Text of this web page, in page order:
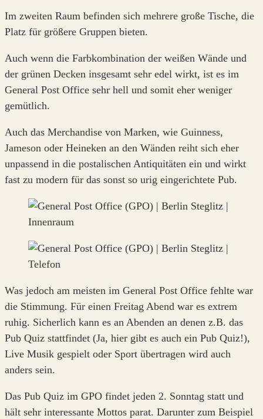
Im zweiten Raum befinden sich mehrere große Tische, die
Platz für größere Gruppen bieten.
Auch wenn die Farbkombination der weißen Wände und
der grünen Decken insgesamt sehr edel wirkt, ist es im
General Post Office sehr hell und somit eher weniger
gemütlich.
Auch das Merchandise von Marken, wie Guinness,
Jameson oder Heineken an den Wänden reiht sich eher
unpassend in die postalischen Antiquitäten ein und wirkt
fast zu modern für das sonst so urig eingerichtete Pub.
Was jedoch am meisten im General Post Office fehlte war
die Stimmung. Für einen Freitag Abend war es extrem
ruhig. Sicherlich kann es an Abenden an denen z.B. das
Pub Quiz stattfindet (Ja, hier gibt es auch ein Pub Quiz!),
Live Musik gespielt oder Sport übertragen wird auch
anders sein.
Das Pub Quiz im GPO findet jeden 2. Sonntag statt und
hält sehr interessante Mottos parat. Darunter zum Beispiel